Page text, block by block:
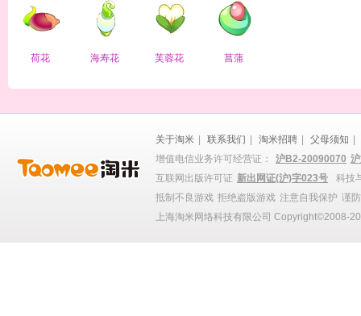
荷花 海寿花 芙蓉花 菖蒲
关于淘米 联系我们 淘米招聘 父母须知
增值电信业务许可经营证：
沪B2-20090070
互联网出版许可证 新出网证(沪)字023号
科技
抵制不良游戏 拒绝盗版游戏 注意自我保护 谨
上海淘米网络科技有限公司 Copyright©2008-